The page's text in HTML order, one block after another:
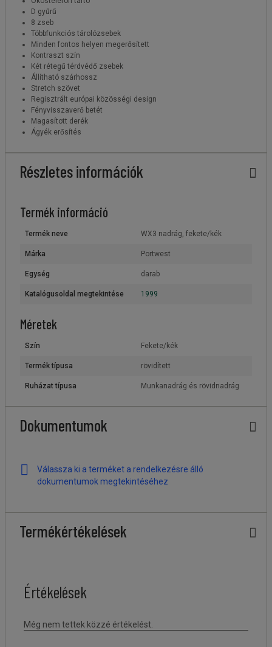
D gyűrű
8 zseb
Többfunkciós tárolózsebek
Minden fontos helyen megerősített
Kontraszt szín
Két rétegű térdvédő zsebek
Állítható szárhossz
Stretch szövet
Regisztrált európai közösségi design
Fényvisszaverő betét
Magasított derék
Ágyék erősítés
Részletes információk
Termék információ
Termék neve WX3 nadrág, fekete/kék
Márka Portwest
Egység darab
Katalógusoldal megtekintése 1999
Méretek
Szín Fekete/kék
Termék típusa rövidített
Ruházat típusa Munkanadrág és rövidnadrág
Dokumentumok
Válassza ki a terméket a rendelkezésre álló
dokumentumok megtekintéséhez
Termékértékelések